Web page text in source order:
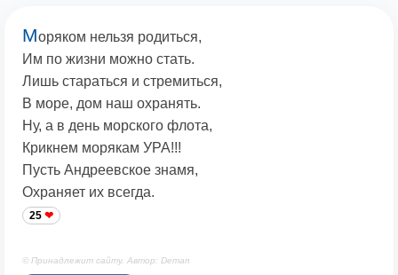
Моряком нельзя родиться,
Им по жизни можно стать.
Лишь стараться и стремиться,
В море, дом наш охранять.
Ну, а в день морского флота,
Крикнем морякам УРА!!!
Пусть Андреевское знамя,
Охраняет их всегда.
25
© Принадлежит сайту. Автор: Deman